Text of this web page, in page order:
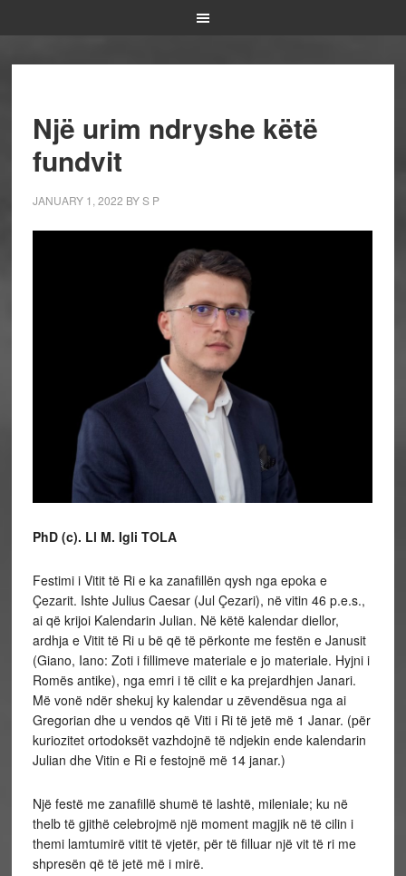
Një urim ndryshe këtë
fundvit
JANUARY 1, 2022 BYS P
PhD (c). Ll M. Igli TOLA
Festimi i Vitit të Ri e ka zanafillën qysh nga epoka e
Çezarit. Ishte Julius Caesar (Jul Çezari), në vitin 46 p.e.s.,
ai që krijoi Kalendarin Julian. Në këtë kalendar diellor,
ardhja e Vitit të Ri u bë që të përkonte me festën e Janusit
(Giano, Iano: Zoti i fillimeve materiale e jo materiale. Hyjni i
Romës antike), nga emri i të cilit e ka prejardhjen Janari.
Më vonë ndër shekuj ky kalendar u zëvendësua nga ai
Gregorian dhe u vendos që Viti i Ri të jetë më 1 Janar. (për
kuriozitet ortodoksët vazhdojnë të ndjekin ende kalendarin
Julian dhe Vitin e Ri e festojnë më 14 janar.)
Një festë me zanafillë shumë të lashtë, mileniale; ku në
thelb të gjithë celebrojmë një moment magjik në të cilin i
themi lamtumirë vitit të vjetër, për të filluar një vit të ri me
shpresën që të jetë më i mirë.